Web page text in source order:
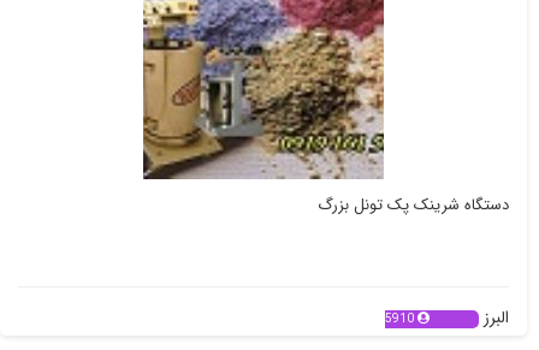
دستگاه شرینک پک تونل بزرگ
البرز 5910